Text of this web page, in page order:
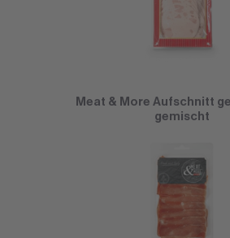
Meat & More Aufschnitt
gemischt